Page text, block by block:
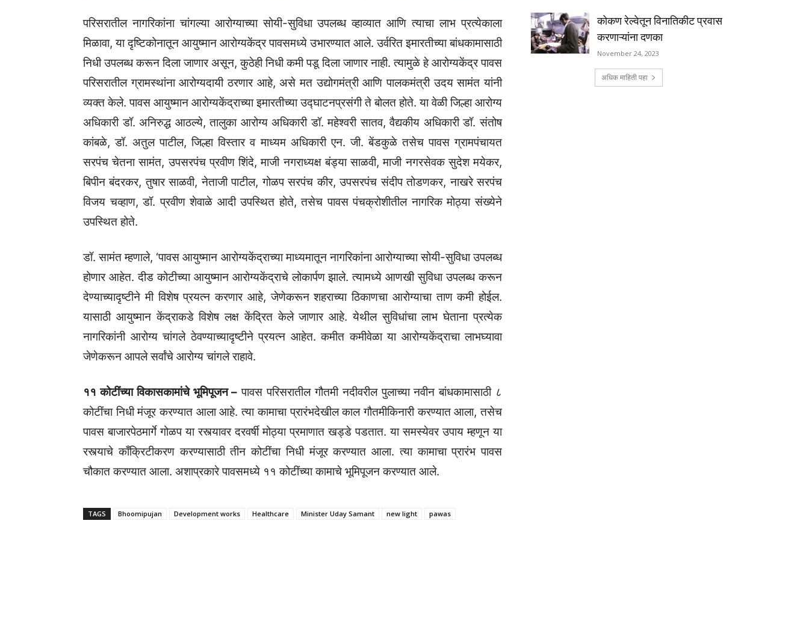
परिसरातील नागरिकांना चांगल्या आरोग्याच्या सोयी-सुविधा उपलब्ध व्हाव्यात आणि त्याचा लाभ प्रत्येकाला
मिळावा, या दृष्टिकोनातून आयुष्मान आरोग्यकेंद्र पावसमध्ये उभारण्यात आले. उर्वरित इमारतीच्या बांधकामासाठी
निधी उपलब्ध करून दिला जाणार असून, कुठेही निधी कमी पडू दिला जाणार नाही. त्यामुळे हे आरोग्यकेंद्र पावस
परिसरातील ग्रामस्थांना आरोग्यदायी ठरणार आहे, असे मत उद्योगमंत्री आणि पालकमंत्री उदय सामंत यांनी
व्यक्त केले. पावस आयुष्मान आरोग्यकेंद्राच्या इमारतीच्या उद्घाटनप्रसंगी ते बोलत होते. या वेळी जिल्हा आरोग्य
अधिकारी डॉ. अनिरुद्ध आठल्ये, तालुका आरोग्य अधिकारी डॉ. महेश्वरी सातव, वैद्यकीय अधिकारी डॉ. संतोष
कांबळे, डॉ. अतुल पाटील, जिल्हा विस्तार व माध्यम अधिकारी एन. जी. बेंडकुळे तसेच पावस ग्रामपंचायत
सरपंच चेतना सामंत, उपसरपंच प्रवीण शिंदे, माजी नगराध्यक्ष बंड्या साळवी, माजी नगरसेवक सुदेश मयेकर,
बिपीन बंदरकर, तुषार साळवी, नेताजी पाटील, गोळप सरपंच कीर, उपसरपंच संदीप तोडणकर, नाखरे सरपंच
विजय चव्हाण, डॉ. प्रवीण शेवाळे आदी उपस्थित होते, तसेच पावस पंचक्रोशीतील नागरिक मोठ्या संख्येने
उपस्थित होते.
डॉ. सामंत म्हणाले, ‘पावस आयुष्मान आरोग्यकेंद्राच्या माध्यमातून नागरिकांना आरोग्याच्या सोयी-सुविधा उपलब्ध
होणार आहेत. दीड कोटीच्या आयुष्मान आरोग्यकेंद्राचे लोकार्पण झाले. त्यामध्ये आणखी सुविधा उपलब्ध करून
देण्याच्यादृष्टीने मी विशेष प्रयत्न करणार आहे, जेणेकरून शहराच्या ठिकाणचा आरोग्याचा ताण कमी होईल.
यासाठी आयुष्मान केंद्राकडे विशेष लक्ष केंद्रित केले जाणार आहे. येथील सुविधांचा लाभ घेताना प्रत्येक
नागरिकांनी आरोग्य चांगले ठेवण्याच्यादृष्टीने प्रयत्न आहेत. कमीत कमीवेळा या आरोग्यकेंद्राचा लाभघ्यावा
जेणेकरून आपले सर्वांचे आरोग्य चांगले राहावे.
११ कोटींच्या विकासकामांचे भूमिपूजन – पावस परिसरातील गौतमी नदीवरील पुलाच्या नवीन बांधकामासाठी ८
कोटींचा निधी मंजूर करण्यात आला आहे. त्या कामाचा प्रारंभदेखील काल गौतमीकिनारी करण्यात आला, तसेच
पावस बाजारपेठमार्गे गोळप या रस्त्यावर दरवर्षी मोठ्या प्रमाणात खड्डे पडतात. या समस्येवर उपाय म्हणून या
रस्त्याचे काँक्रिटीकरण करण्यासाठी तीन कोटींचा निधी मंजूर करण्यात आला. त्या कामाचा प्रारंभ पावस
चौकात करण्यात आला. अशाप्रकारे पावसमध्ये ११ कोटींच्या कामाचे भूमिपूजन करण्यात आले.
TAGS Bhoomipujan Development works Healthcare Minister Uday Samant new light pawas
कोकण रेल्वेतून विनातिकीट प्रवास
करणाऱ्यांना दणका
November 24, 2023
अधिक माहिती पहा